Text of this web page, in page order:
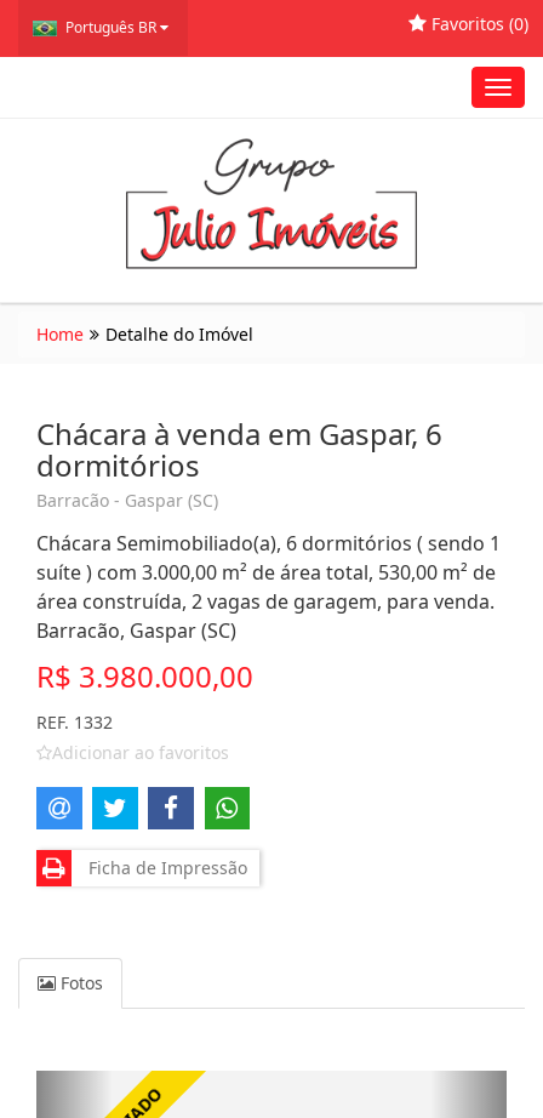
Português BR Favoritos (0)
Home Detalhe do Imóvel
Chácara à venda em Gaspar, 6
dormitórios
Barracão - Gaspar (SC)
Chácara Semimobiliado(a), 6 dormitórios ( sendo 1
suíte ) com 3.000,00 m² de área total, 530,00 m² de
área construída, 2 vagas de garagem, para venda.
Barracão, Gaspar (SC)
R$ 3.980.000,00
REF. 1332
Adicionar ao favoritos
Ficha de Impressão
Fotos